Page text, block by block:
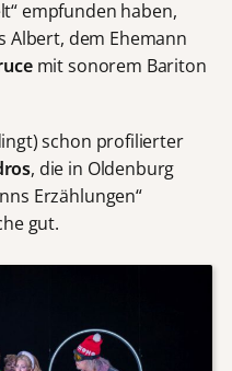
empfunden haben,
Albert, dem Ehemann
mit sonorem Bariton
schon profilierter
, die in Oldenburg
Erzählungen“
gut.